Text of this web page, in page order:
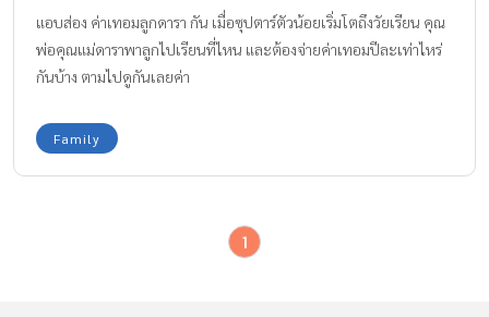
แอบส่อง ค่าเทอมลูกดารา กัน เมื่อซุปตาร์ตัวน้อยเริ่มโตถึงวัยเรียน คุณ
พ่อคุณแม่ดาราพาลูกไปเรียนที่ไหน และต้องจ่ายค่าเทอมปีละเท่าไหร่
กันบ้าง ตามไปดูกันเลยค่า
Family
1